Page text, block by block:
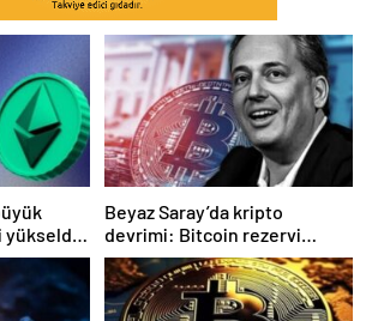
yükseldi,
mi?
Beyaz Saray’da kripto
devrimi: Bitcoin rezervi
gerçek olabilir mi?